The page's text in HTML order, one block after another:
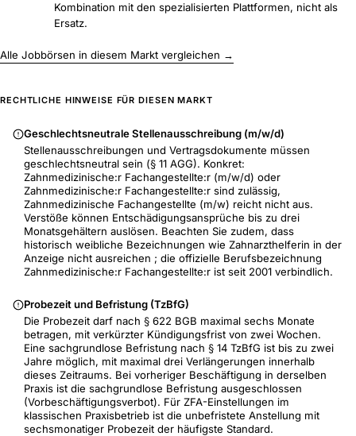
Kombination mit den spezialisierten Plattformen, nicht als
Ersatz.
Alle Jobbörsen in diesem Markt vergleichen →
RECHTLICHE HINWEISE FÜR DIESEN MARKT
Geschlechtsneutrale Stellenausschreibung (m/w/d)
Stellenausschreibungen und Vertragsdokumente müssen
geschlechtsneutral sein (§ 11 AGG). Konkret:
Zahnmedizinische:r Fachangestellte:r (m/w/d) oder
Zahnmedizinische:r Fachangestellte:r sind zulässig,
Zahnmedizinische Fachangestellte (m/w) reicht nicht aus.
Verstöße können Entschädigungsansprüche bis zu drei
Monatsgehältern auslösen. Beachten Sie zudem, dass
historisch weibliche Bezeichnungen wie Zahnarzthelferin in der
Anzeige nicht ausreichen ; die offizielle Berufsbezeichnung
Zahnmedizinische:r Fachangestellte:r ist seit 2001 verbindlich.
Probezeit und Befristung (TzBfG)
Die Probezeit darf nach § 622 BGB maximal sechs Monate
betragen, mit verkürzter Kündigungsfrist von zwei Wochen.
Eine sachgrundlose Befristung nach § 14 TzBfG ist bis zu zwei
Jahre möglich, mit maximal drei Verlängerungen innerhalb
dieses Zeitraums. Bei vorheriger Beschäftigung in derselben
Praxis ist die sachgrundlose Befristung ausgeschlossen
(Vorbeschäftigungsverbot). Für ZFA-Einstellungen im
klassischen Praxisbetrieb ist die unbefristete Anstellung mit
sechsmonatiger Probezeit der häufigste Standard.